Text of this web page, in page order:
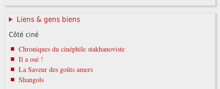
Liens & gens biens
Côté ciné
Chroniques du cinéphile stakhanoviste
Il a osé !
La Saveur des goûts amers
Shangols